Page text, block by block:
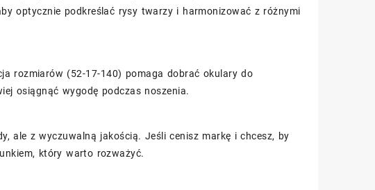
optycznie podkreślać rysy twarzy i harmonizować z różnymi
rozmiarów (52-17-140) pomaga dobrać okulary do
osiągnąć wygodę podczas noszenia.
ale z wyczuwalną jakością. Jeśli cenisz markę i chcesz, by
który warto rozważyć.